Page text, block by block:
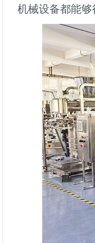
机械设备都能够